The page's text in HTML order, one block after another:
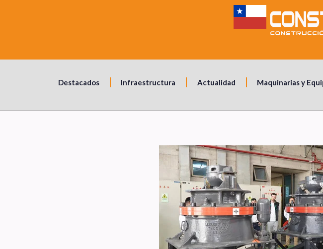
Destacados Infraestructura Actualidad Maquinarias y